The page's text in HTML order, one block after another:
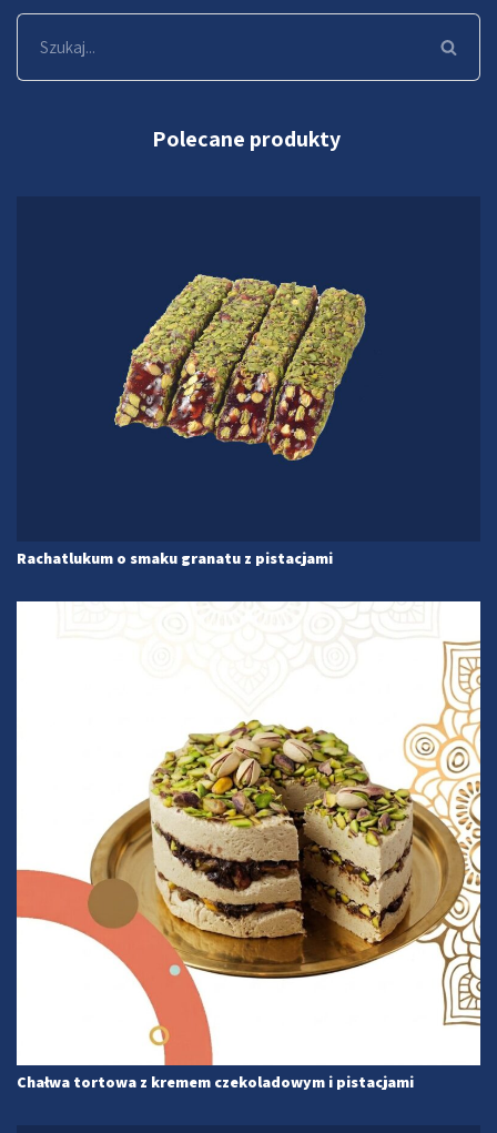
Polecane produkty
Rachatlukum o smaku granatu z pistacjami
Chałwa tortowa z kremem czekoladowym i pistacjami